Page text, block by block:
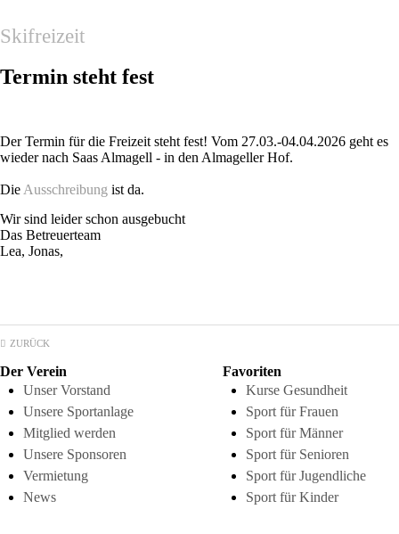
Skifreizeit
Termin steht fest
Der Termin für die Freizeit steht fest! Vom 27.03.-04.04.2026 geht es
wieder nach Saas Almagell - in den Almageller Hof.
Die Ausschreibung ist da.
Wir sind leider schon ausgebucht
Das Betreuerteam
Lea, Jonas,
ZURÜCK
Der Verein
Unser Vorstand
Unsere Sportanlage
Mitglied werden
Unsere Sponsoren
Vermietung
News
Favoriten
Kurse Gesundheit
Sport für Frauen
Sport für Männer
Sport für Senioren
Sport für Jugendliche
Sport für Kinder